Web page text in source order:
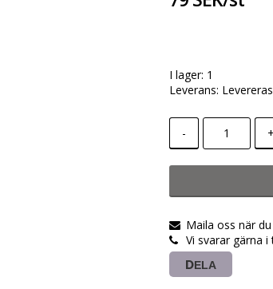
I lager: 1
Leverans:
- +
Maila oss när
Vi svarar gärna
DELA